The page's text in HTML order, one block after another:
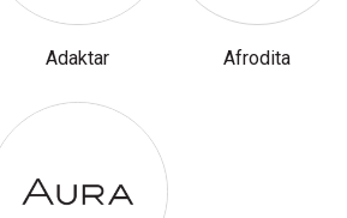
Adaktar Afrodita